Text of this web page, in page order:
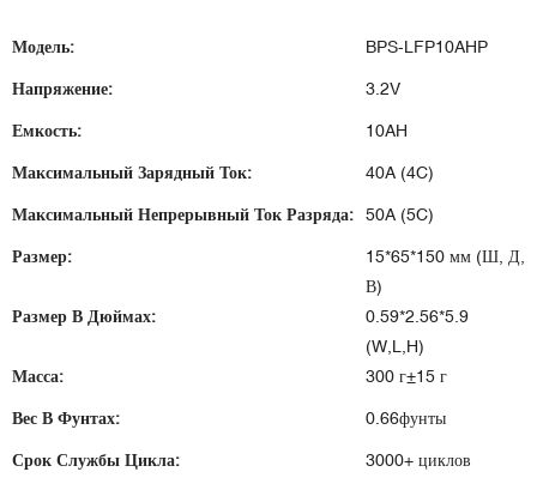
Модель: BPS-LFP10AHP
Напряжение: 3.2V
Емкость: 10AH
Максимальный Зарядный Ток: 40A (4C)
Максимальный Непрерывный Ток Разряда: 50A (5C)
Размер:
15*65*150 мм (Ш, Д,
В)
Размер В Дюймах:
0.59*2.56*5.9
(W,L,H)
Масса:
300 г±15 г
Вес В Фунтах: 0.66фунты
Срок Службы Цикла: 3000+ циклов